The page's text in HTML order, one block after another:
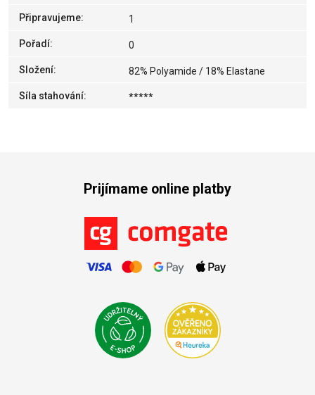
Připravujeme: 1
Pořadí: 0
Složení: 82% Polyamide / 18% Elastane
Síla stahování: *****
Prijímame online platby